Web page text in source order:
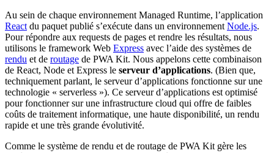
Au sein de chaque environnement Managed Runtime, l’application
React du paquet publié s’exécute dans un environnement Node.js.
Pour répondre aux requests de pages et rendre les résultats, nous
utilisons le framework Web Express avec l’aide des systèmes de
rendu et de routage de PWA Kit. Nous appelons cette combinaison
de React, Node et Express le serveur d’applications. (Bien que,
techniquement parlant, le serveur d’applications fonctionne sur une
technologie « serverless »). Ce serveur d’applications est optimisé
pour fonctionner sur une infrastructure cloud qui offre de faibles
coûts de traitement informatique, une haute disponibilité, un rendu
rapide et une très grande évolutivité.
Comme le système de rendu et de routage de PWA Kit gère les